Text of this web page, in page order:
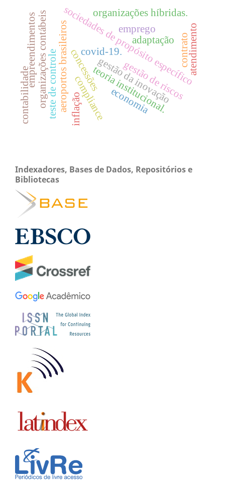
covid-19.
concessões
sociedades de propósito específico
aeroportos brasileiros
organizações híbridas.
teoria institucional.
teste de controle gestão de riscos
compliancegestão da inovação
adaptação atendimento
organizações contábeis
empreendimentos
economia
contabilidade
emprego
contrato
inflação
Indexadores, Bases de Dados, Repositórios e
Bibliotecas